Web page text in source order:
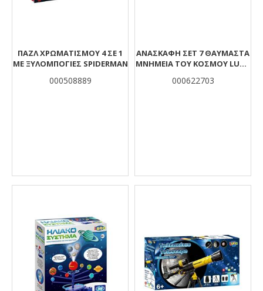
ΠΑΖΛ ΧΡΩΜΑΤΙΣΜΟΥ 4 ΣΕ 1
ΜΕ ΞΥΛΟΜΠΟΓΙΕΣ SPIDERMAN
000508889
ΑΝΑΣΚΑΦΉ ΣΕΤ 7 ΘΑΥΜΑΣΤΆ
ΜΝΗΜΕΊΑ ΤΟΥ ΚΌΣΜΟΥ LUNA
000622703